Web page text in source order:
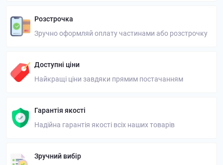
Розстрочка
Зручно оформляй оплату частинами або розстрочку
Доступні ціни
Найкращі ціни завдяки прямим постачанням
Гарантія якості
Надійна гарантія якості всіх наших товарів
Зручний вибір